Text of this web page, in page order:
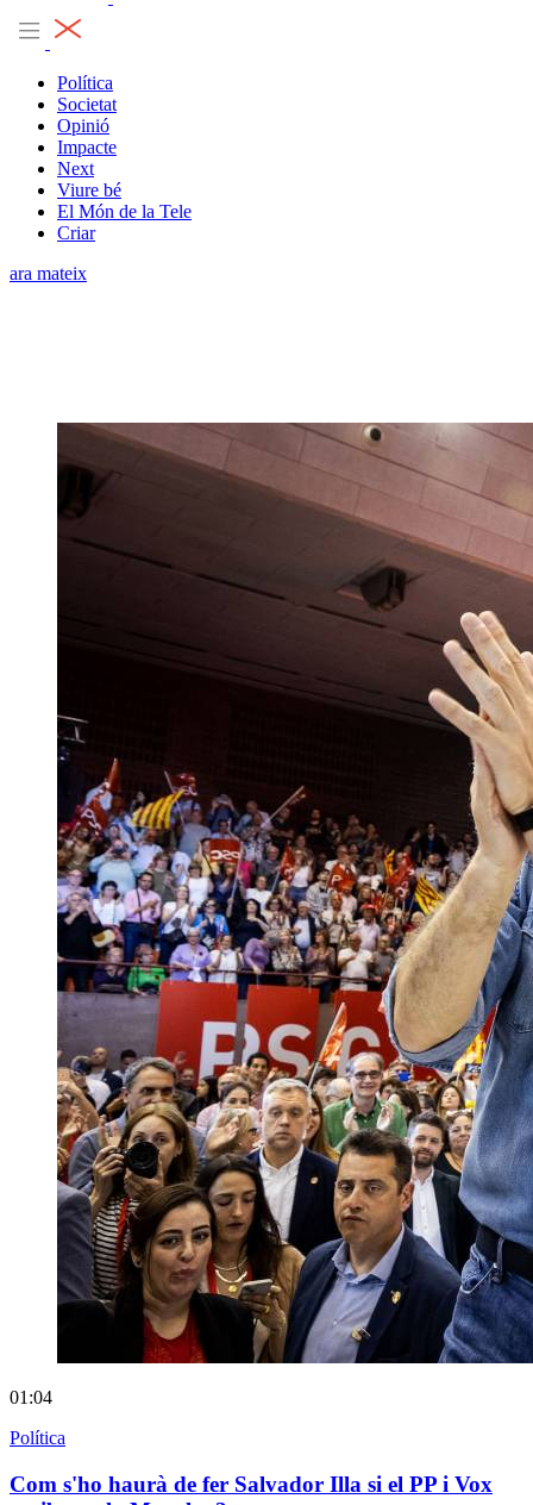
Política
Societat
Opinió
Impacte
Next
Viure bé
El Món de la Tele
Criar
ara mateix
01:04
Política
Com s'ho haurà de fer Salvador Illa si el PP i Vox